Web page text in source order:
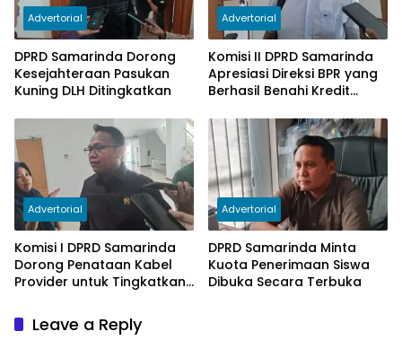
Advertorial
DPRD Samarinda Dorong
Kesejahteraan Pasukan
Kuning DLH Ditingkatkan
Advertorial
Komisi II DPRD Samarinda
Apresiasi Direksi BPR yang
Berhasil Benahi Kredit
Advertorial
Komisi I DPRD Samarinda
Dorong Penataan Kabel
Provider untuk Tingkatkan
Advertorial
DPRD Samarinda Minta
Kuota Penerimaan Siswa
Dibuka Secara Terbuka
Leave a Reply